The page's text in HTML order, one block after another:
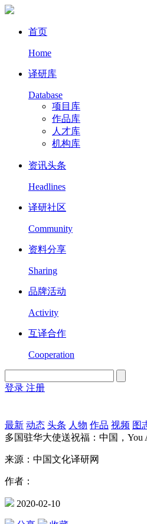
首页
Home
译研库
Database
项目库
作品库
人才库
机构库
资讯头条
Headlines
译研社区
Community
资料分享
Sharing
品牌活动
Activity
互译合作
Cooperation
登录 注册
最新 动态 头条 人物 作品 视频 图
多国驻华大使送祝福：中国，You
来源：中国文化译研网
作者：
2020-02-10